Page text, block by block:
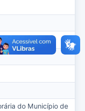
do Município de